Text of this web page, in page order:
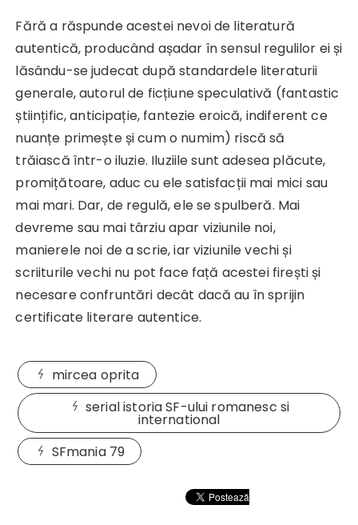
Fără a răspunde acestei nevoi de literatură
autentică, producând așadar în sensul regulilor ei și
lăsându-se judecat după standardele literaturii
generale, autorul de ficțiune speculativă (fantastic
științific, anticipație, fantezie eroică, indiferent ce
nuanțe primește și cum o numim) riscă să
trăiască într-o iluzie. Iluziile sunt adesea plăcute,
promițătoare, aduc cu ele satisfacții mai mici sau
mai mari. Dar, de regulă, ele se spulberă. Mai
devreme sau mai târziu apar viziunile noi,
manierele noi de a scrie, iar viziunile vechi și
scriiturile vechi nu pot face față acestei firești și
necesare confruntări decât dacă au în sprijin
certificate literare autentice.
mircea oprita
serial istoria SF-ului romanesc si
international
SFmania 79